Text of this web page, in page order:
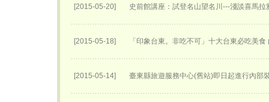
[2015-05-20] 史前館講座：試登名山望名川---淺談喜馬拉
[2015-05-18] 「印象台東。非吃不可」十大台東必吃美食
[2015-05-14] 臺東縣旅遊服務中心(舊站)即日起進行內部